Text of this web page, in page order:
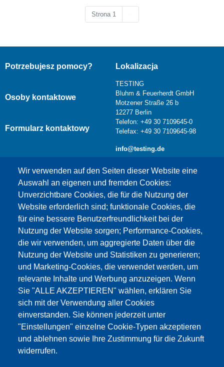
Strona 1
Wir verwenden auf den Seiten dieser Website eine
Auswahl an eigenen und fremden Cookies:
Unverzichtbare Cookies, die für die Nutzung der
Website erforderlich sind; funktionale Cookies, die
für eine bessere Benutzerfreundlichkeit bei der
Nutzung der Website sorgen; Performance-Cookies,
die wir verwenden, um aggregierte Daten über die
Nutzung der Website und Statistiken zu generieren;
und Marketing-Cookies, die verwendet werden, um
relevante Inhalte und Werbung anzuzeigen. Wenn
Sie "ALLE AKZEPTIEREN" wählen, erklären Sie
sich mit der Verwendung aller Cookies
einverstanden. Sie können jederzeit unter
"Einstellungen" einzelne Cookie-Typen akzeptieren
und ablehnen sowie Ihre Zustimmung für die Zukunft
widerrufen.
Potrzebujesz pomocy?
Osoby kontaktowe
Formularz kontaktowy
Lokalizacja
TESTING
Bluhm & Feuerherdt GmbH
Motzener Straße 26 b
12277 Berlin
Telefon: +49 30 7109645-0
Telefax: +49 30 7109645-98
info@testing.de
Dieser Inhalt ist blockiert, da die Google Maps
Cookies nicht akzeptiert wurden.
NUR DIE GOOGLE MAPS COOKIES
AKZEPTIEREN.
Alle Cookies akzeptieren